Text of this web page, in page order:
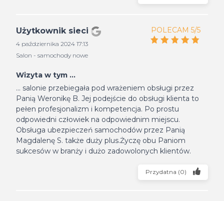
Użytkownik sieci
4 października 2024 17:13
Salon - samochody nowe
POLECAM 5/5
Wizyta w tym ...
... salonie przebiegała pod wrażeniem obsługi przez
Panią Weronikę B. Jej podejście do obsługi klienta to
pełen profesjonalizm i kompetencja. Po prostu
odpowiedni człowiek na odpowiednim miejscu.
Obsługa ubezpieczeń samochodów przez Panią
Magdalenę S. także duży plus.Życzę obu Paniom
sukcesów w branży i dużo zadowolonych klientów.
Przydatna (0)